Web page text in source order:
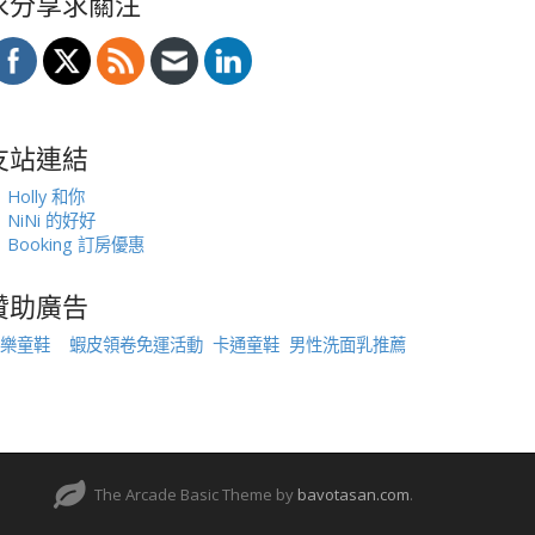
站連結
Holly 和你
NiNi 的好好
Booking 訂房優惠
助廣告
童鞋 蝦皮領卷免運活動 卡通童鞋 男性洗面乳推薦
The Arcade Basic Theme by bavotasan.com.